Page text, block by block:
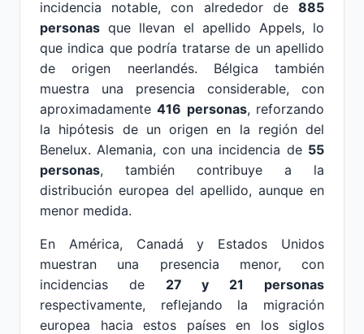
incidencia notable, con alrededor de 885
personas que llevan el apellido Appels, lo
que indica que podría tratarse de un apellido
de origen neerlandés. Bélgica también
muestra una presencia considerable, con
aproximadamente416 personas, reforzando
la hipótesis de un origen en la región del
Benelux. Alemania, con una incidencia de 55
personas, también contribuye a la
distribución europea del apellido, aunque en
menor medida.
En América, Canadá y Estados Unidos
muestran una presencia menor, con
incidencias de 27 y 21 personas
respectivamente, reflejando la migración
europea hacia estos países en los siglos